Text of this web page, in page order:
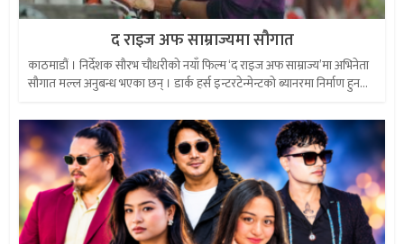
द राइज अफ साम्राज्यमा सौगात
काठमाडौं । निर्देशक सौरभ चौधरीको नयाँ फिल्म ‘द राइज अफ साम्राज्य’मा अभिनेता
सौगात मल्ल अनुबन्ध भएका छन् । डार्क हर्स इन्टरटेन्मेन्टको ब्यानरमा निर्माण हुन...